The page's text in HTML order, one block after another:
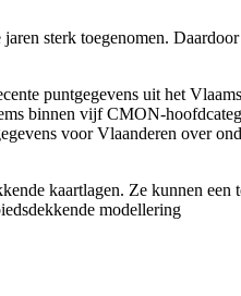
sterk toegenomen.
puntgegevens uit het
binnen vijf
voor Vlaanderen over
kaartlagen. Ze kunnen
modellering